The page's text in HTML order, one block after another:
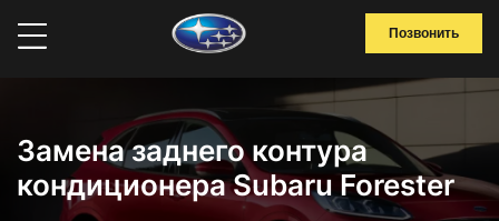
Позвонить
Замена заднего контура
кондиционера Subaru Forester